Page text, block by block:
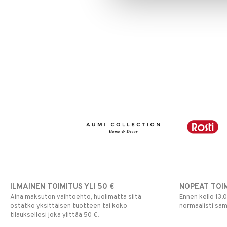
ILMAINEN TOIMITUS YLI 50 €
Aina maksuton vaihtoehto, huolimatta siitä
ostatko yksittäisen tuotteen tai koko
tilauksellesi joka ylittää 50 €.
NOPEAT
Ennen kello
normaalisti